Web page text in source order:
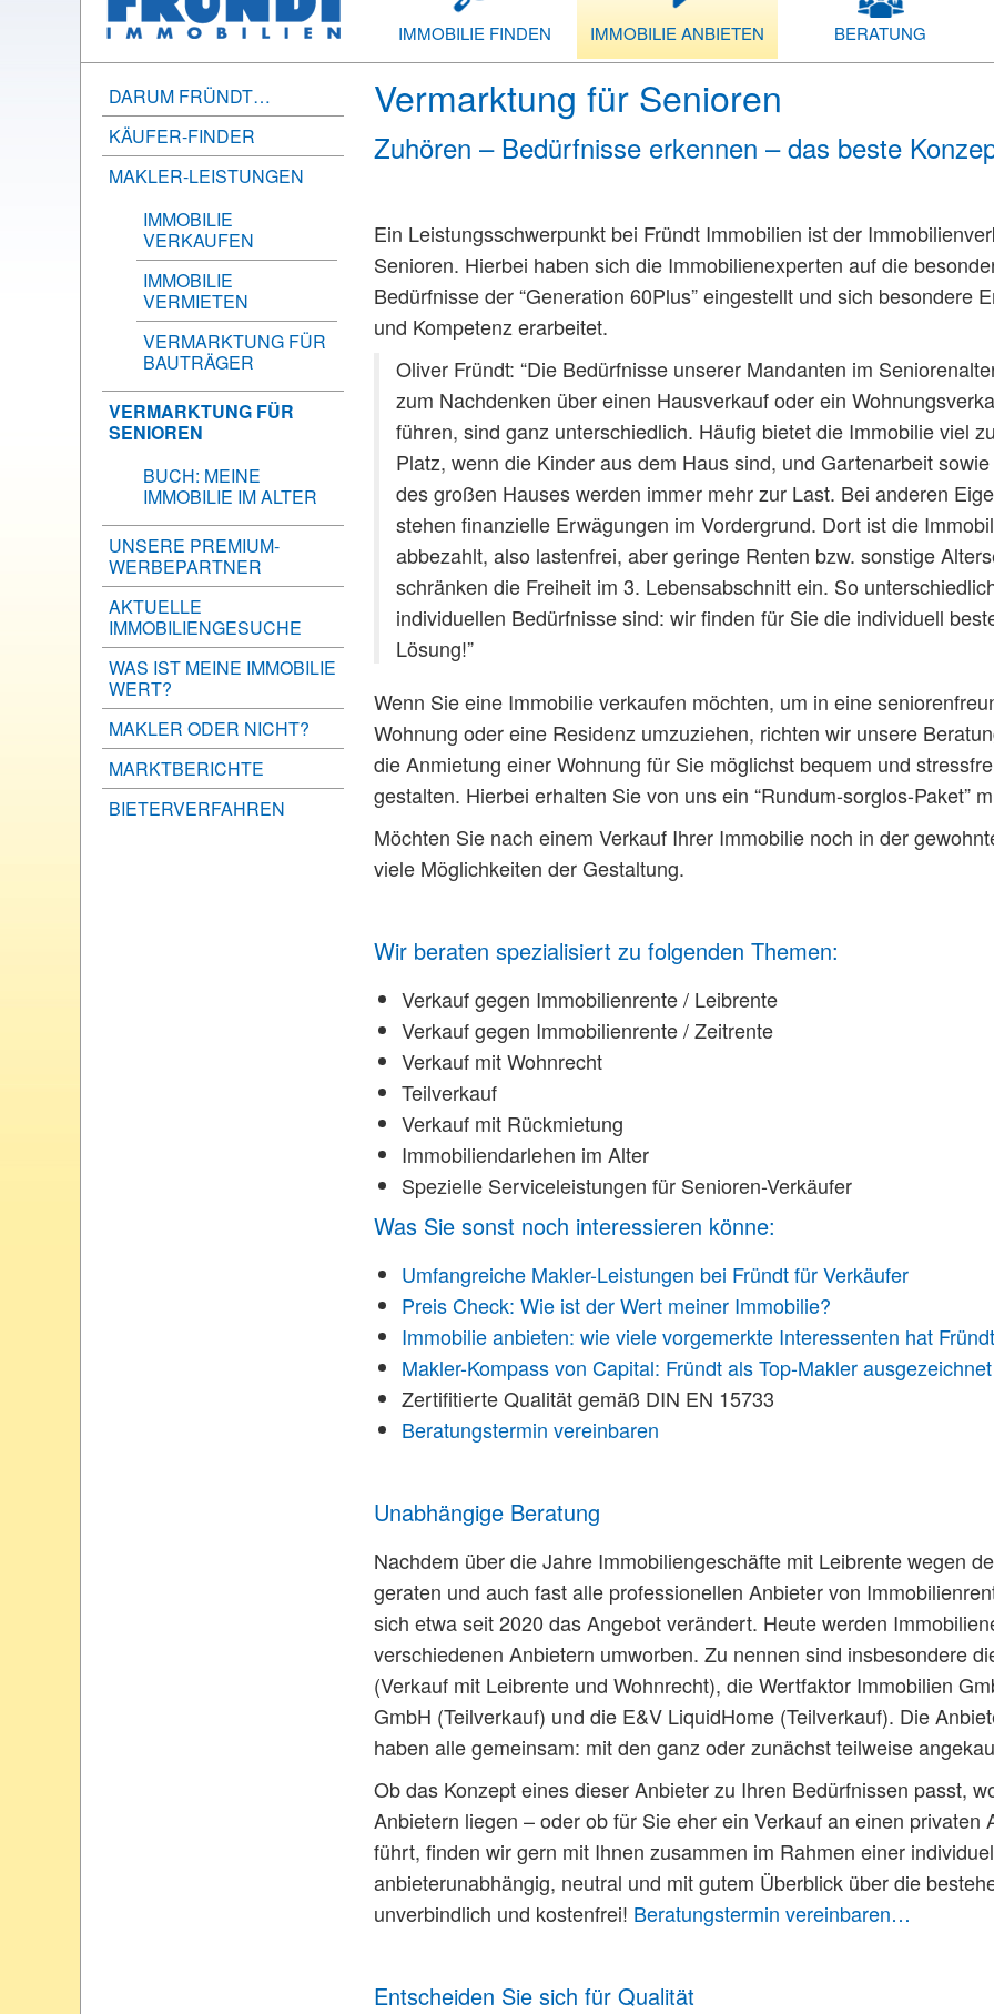
IMMOBILIE FINDEN IMMOBILIE ANBIETEN BERATUNG
DARUM FRÜNDT…
KÄUFER-FINDER
MAKLER-LEISTUNGEN
IMMOBILIE
VERKAUFEN
IMMOBILIE
VERMIETEN
VERMARKTUNG FÜR
BAUTRÄGER
VERMARKTUNG FÜR
SENIOREN
BUCH: MEINE
IMMOBILIE IM ALTER
UNSERE PREMIUM-
WERBEPARTNER
AKTUELLE
IMMOBILIENGESUCHE
WAS IST MEINE IMMOBILIE
WERT?
MAKLER ODER NICHT?
MARKTBERICHTE
BIETERVERFAHREN
Vermarktung für Senioren
Zuhören – Bedürfnisse erkennen – das beste
Ein Leistungsschwerpunkt bei Fründt Immobilien ist der
Senioren. Hierbei haben sich die Immobilienexperten auf die
Bedürfnisse der “Generation 60Plus” eingestellt und sich besondere
und Kompetenz erarbeitet.
Oliver Fründt: “Die Bedürfnisse unserer Mandanten im
zum Nachdenken über einen Hausverkauf oder ein
führen, sind ganz unterschiedlich. Häufig bietet die Immobilie viel
Platz, wenn die Kinder aus dem Haus sind, und Gartenarbeit
des großen Hauses werden immer mehr zur Last. Bei anderen
stehen finanzielle Erwägungen im Vordergrund. Dort ist die
abbezahlt, also lastenfrei, aber geringe Renten bzw. sonstige
schränken die Freiheit im 3. Lebensabschnitt ein. So
individuellen Bedürfnisse sind: wir finden für Sie die individuell
Lösung!”
Wenn Sie eine Immobilie verkaufen möchten, um in eine
Wohnung oder eine Residenz umzuziehen, richten wir unsere
die Anmietung einer Wohnung für Sie möglichst bequem und
gestalten. Hierbei erhalten Sie von uns ein “Rundum-sorglos-Paket”
Möchten Sie nach einem Verkauf Ihrer Immobilie noch in der
viele Möglichkeiten der Gestaltung.
Wir beraten spezialisiert zu folgenden Themen:
Verkauf gegen Immobilienrente / Leibrente
Verkauf gegen Immobilienrente / Zeitrente
Verkauf mit Wohnrecht
Teilverkauf
Verkauf mit Rückmietung
Immobiliendarlehen im Alter
Spezielle Serviceleistungen für Senioren-Verkäufer
Was Sie sonst noch interessieren könne:
Umfangreiche Makler-Leistungen bei Fründt für Verkäufer.
Preis Check: Wie ist der Wert meiner Immobilie?
Immobilie anbieten: wie viele vorgemerkte Interessenten hat
Makler-Kompass von Capital: Fründt als Top-Makler ausgezeichnet
Zertifitierte Qualität gemäß DIN EN 15733
Beratungstermin vereinbaren
Unabhängige Beratung
Nachdem über die Jahre Immobiliengeschäfte mit Leibrente wegen
geraten und auch fast alle professionellen Anbieter von
sich etwa seit 2020 das Angebot verändert. Heute werden
verschiedenen Anbietern umworben. Zu nennen sind insbesondere
(Verkauf mit Leibrente und Wohnrecht), die Wertfaktor Immobilien
GmbH (Teilverkauf) und die E&V LiquidHome (Teilverkauf). Die
haben alle gemeinsam: mit den ganz oder zunächst teilweise
Ob das Konzept eines dieser Anbieter zu Ihren Bedürfnissen passt,
Anbietern liegen – oder ob für Sie eher ein Verkauf an einen
führt, finden wir gern mit Ihnen zusammen im Rahmen einer
anbieterunabhängig, neutral und mit gutem Überblick über die
unverbindlich und kostenfrei! Beratungstermin vereinbaren…
Entscheiden Sie sich für Qualität